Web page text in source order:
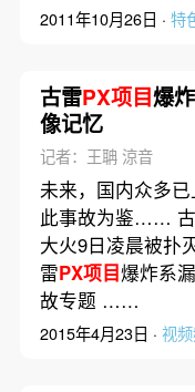
2011年10月26日 · 特
古雷PX项目爆
像记忆
记者：王聃 涼音
未来，国内众多
此事故为鉴……
大火9日凌晨被扑
雷PX项目爆炸系
故专题 ……
2015年4月23日 · 视